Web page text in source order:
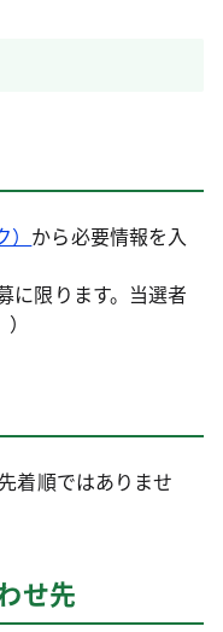
から必要情報を入
に限ります。当選者
着順ではありませ
せ先